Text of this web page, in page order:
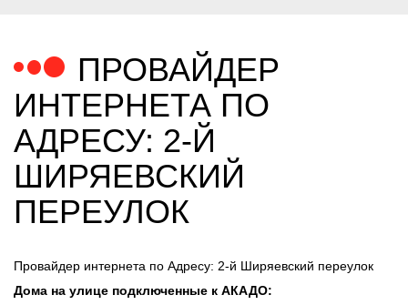
ПРОВАЙДЕР
ИНТЕРНЕТА ПО
АДРЕСУ: 2-Й
ШИРЯЕВСКИЙ
ПЕРЕУЛОК
Провайдер интернета по Адресу: 2-й Ширяевский переулок
Дома на улице подключенные к АКАДО: